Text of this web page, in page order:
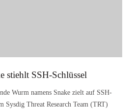
stiehlt SSH-Schlüssel
Wurm namens Snake zielt auf SSH-
Sysdig Threat Research Team (TRT)